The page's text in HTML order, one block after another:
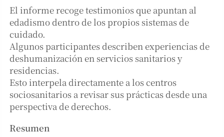
El informe recoge testimonios que apuntan al
edadismo dentro de los propios sistemas de
cuidado.
Algunos participantes describen experiencias de
deshumanización en servicios sanitarios y
residencias.
Esto interpela directamente a los centros
sociosanitarios a revisar sus prácticas desde una
perspectiva de derechos.
Resumen